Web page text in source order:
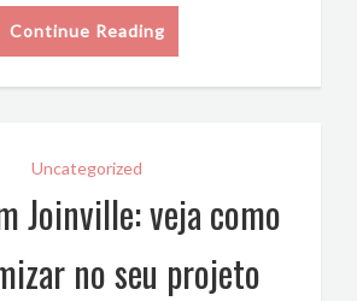
Continue Reading
Uncategorized
Joinville: veja como
no seu projeto